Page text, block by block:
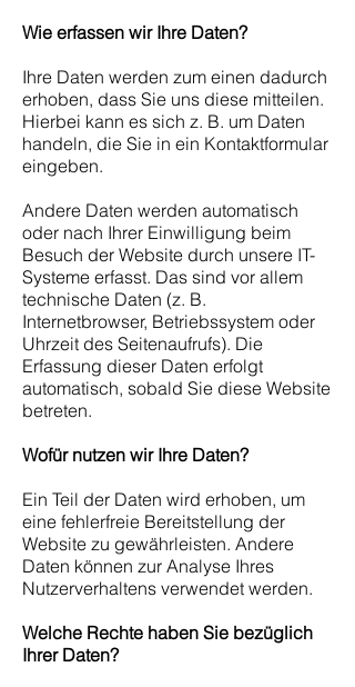
Wie erfassen wir Ihre Daten?
Ihre Daten werden zum einen dadurch
erhoben, dass Sie uns diese mitteilen.
Hierbei kann es sich z. B. um Daten
handeln, die Sie in ein Kontaktformular
eingeben.
Andere Daten werden automatisch
oder nach Ihrer Einwilligung beim
Besuch der Website durch unsere IT-
Systeme erfasst. Das sind vor allem
technische Daten (z. B.
Internetbrowser, Betriebssystem oder
Uhrzeit des Seitenaufrufs). Die
Erfassung dieser Daten erfolgt
automatisch, sobald Sie diese Website
betreten.
Wofür nutzen wir Ihre Daten?
Ein Teil der Daten wird erhoben, um
eine fehlerfreie Bereitstellung der
Website zu gewährleisten. Andere
Daten können zur Analyse Ihres
Nutzerverhaltens verwendet werden.
Welche Rechte haben Sie bezüglich
Ihrer Daten?